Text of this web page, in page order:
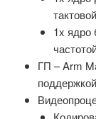
1x ядро
ГП – Arm